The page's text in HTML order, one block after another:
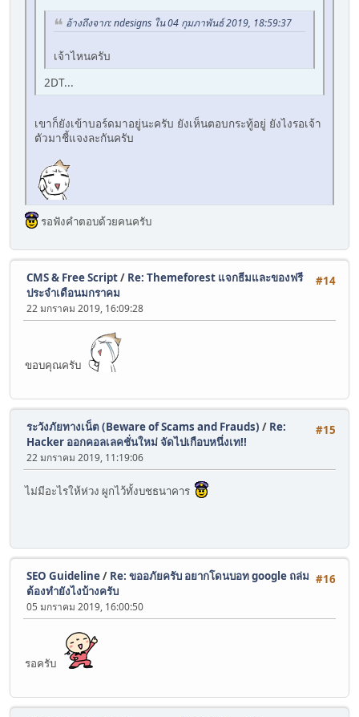
อ้างถึงจาก: ndesigns ใน 04 กุมภาพันธ์ 2019, 18:59:37
เจ้าไหนครับ
2DT...
เขาก็ยังเข้าบอร์ดมาอยู่นะครับ ยังเห็นตอบกระทู้อยู่ ยังไงรอเจ้า
ตัวมาชี้แจงละกันครับ
รอฟังคำตอบด้วยคนครับ
#14
CMS & Free Script/ Re: Themeforest แจกธีมและของฟรี
ประจำเดือนมกราคม
22 มกราคม 2019, 16:09:28
ขอบคุณครับ
#15
ระวังภัยทางเน็ต (Beware of Scams and Frauds) / Re:
Hacker ออกคอลเลคชั่นใหม่ จัดไปเกือบหนึ่งเท!!
22 มกราคม 2019, 11:19:06
ไม่มีอะไรให้ห่วง ผูกไว้ทั้งบชธนาคาร
#16
SEO Guideline/ Re: ขออภัยครับ อยากโดนบอท google ถล่ม
ต้องทำยังไงบ้างครับ
05 มกราคม 2019, 16:00:50
รอครับ